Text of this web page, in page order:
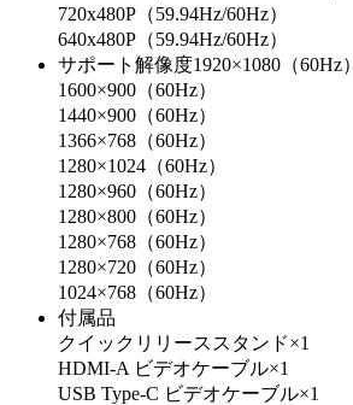
720x480P（59.94Hz/60Hz）
640x480P（59.94Hz/60Hz）
サポート解像度1920×1080（60Hz）
1600×900（60Hz）
1440×900（60Hz）
1366×768（60Hz）
1280×1024（60Hz）
1280×960（60Hz）
1280×800（60Hz）
​​1280×768（60Hz）
1280×720（60Hz）
1024×768（60Hz）
付属品
クイックリリーススタンド×1
HDMI-A ビデオケーブル×1
USB Type-C ビデオケーブル×1